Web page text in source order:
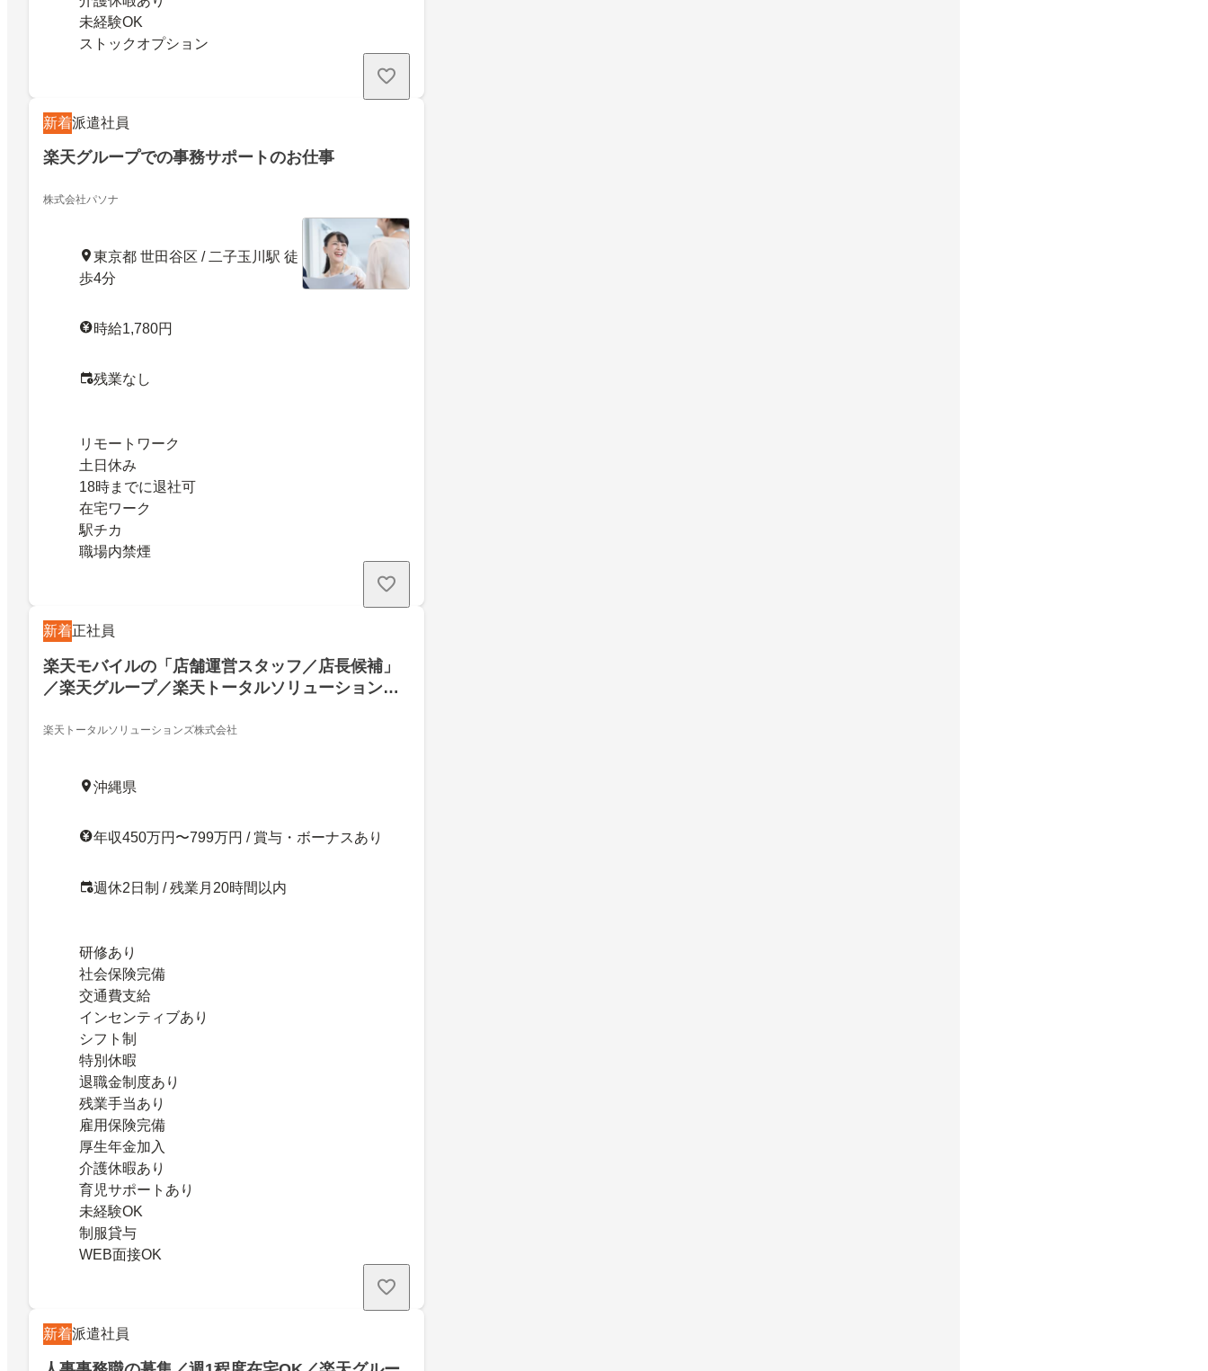
未経験OK
ストックオプション
新着派遣社員
楽天グループでの事務サポートのお仕事
株式会社パソナ
東京都 世田谷区 / 二子玉川駅 徒
歩4分
時給1,780円
残業なし
リモートワーク
土日休み
18時までに退社可
在宅ワーク
駅チカ
職場内禁煙
新着正社員
楽天モバイルの「店舗運営スタッフ／店長候補」
／楽天グループ／楽天トータルソリューションズ
楽天トータルソリューションズ株式会社
沖縄県
年収450万円〜799万円 / 賞与・ボーナスあり
週休2日制 / 残業月20時間以内
研修あり
社会保険完備
交通費支給
インセンティブあり
シフト制
特別休暇
退職金制度あり
残業手当あり
雇用保険完備
厚生年金加入
介護休暇あり
育児サポートあり
未経験OK
制服貸与
WEB面接OK
新着派遣社員